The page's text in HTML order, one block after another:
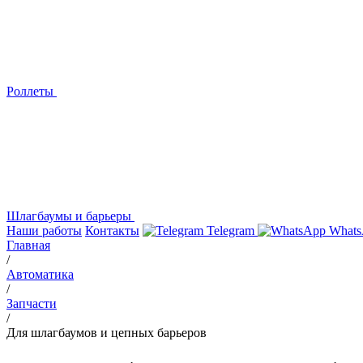
Роллеты
Шлагбаумы и барьеры
Наши работы Контакты Telegram
Главная
/
Автоматика
/
Запчасти
/
Для шлагбаумов и цепных барьеров